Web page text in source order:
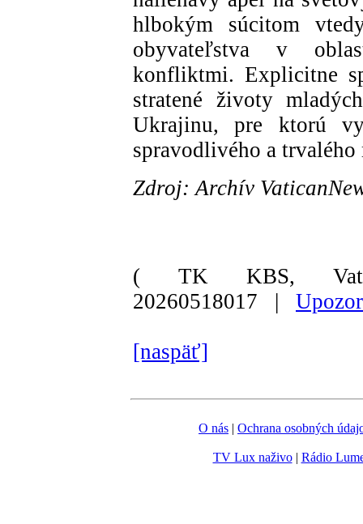
hlbokým súcitom
obyvateľstva v
konfliktmi. Explicitne
stratené životy
Ukrajinu, pre ktorú
spravodlivého a trvalého
Zdroj: Archív
( TK KBS,
20260518017 |
[naspäť]
O nás | Ochrana osobných
TV Lux naživo| Rádio